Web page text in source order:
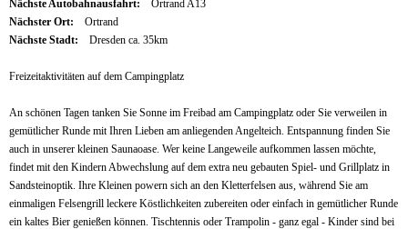
Nächste Autobahnausfahrt:
Ortrand A13
Nächster Ort:
Ortrand
Nächste Stadt:
Dresden ca. 35km
Freizeitaktivitäten auf dem Campingplatz
An schönen Tagen tanken Sie Sonne im Freibad am Campingplatz oder Sie verweilen in
gemütlicher Runde mit Ihren Lieben am anliegenden Angelteich. Entspannung finden Sie
auch in unserer kleinen Saunaoase. Wer keine Langeweile aufkommen lassen möchte,
findet mit den Kindern Abwechslung auf dem extra neu gebauten Spiel- und Grillplatz in
Sandsteinoptik. Ihre Kleinen powern sich an den Kletterfelsen aus, während Sie am
einmaligen Felsengrill leckere Köstlichkeiten zubereiten oder einfach in gemütlicher Runde
ein kaltes Bier genießen können. Tischtennis oder Trampolin - ganz egal - Kinder sind bei